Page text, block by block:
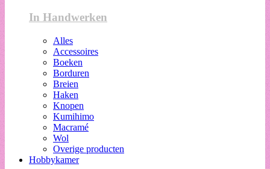
In Handwerken
Alles
Accessoires
Boeken
Borduren
Breien
Haken
Knopen
Kumihimo
Macramé
Wol
Overige producten
Hobbykamer